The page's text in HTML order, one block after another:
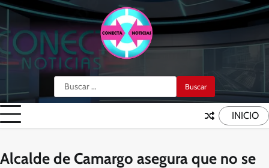
Skip
content
Buscar:
INICIO
Alcalde de Camargo asegura que no se